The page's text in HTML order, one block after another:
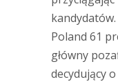
Poland 61
główny
decydujący